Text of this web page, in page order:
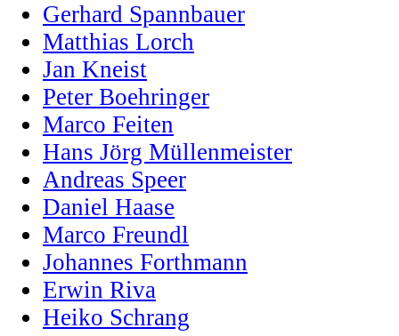
Gerhard Spannbauer
Matthias Lorch
Jan Kneist
Peter Boehringer
Marco Feiten
Hans Jörg Müllenmeister
Andreas Speer
Daniel Haase
Marco Freundl
Johannes Forthmann
Erwin Riva
Heiko Schrang